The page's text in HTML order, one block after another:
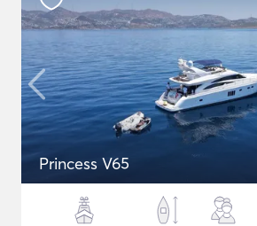
Princess V65